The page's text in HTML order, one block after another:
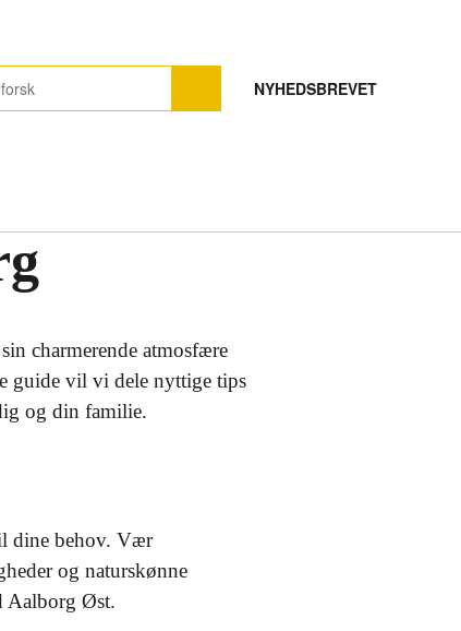
NYHEDSBREVET
charmerende atmosfære
guide vil vi dele nyttige tips
og din familie.
dine behov. Vær
og naturskønne
Aalborg Øst.